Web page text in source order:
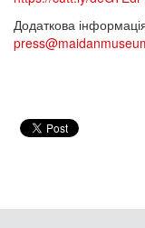
Додаткова